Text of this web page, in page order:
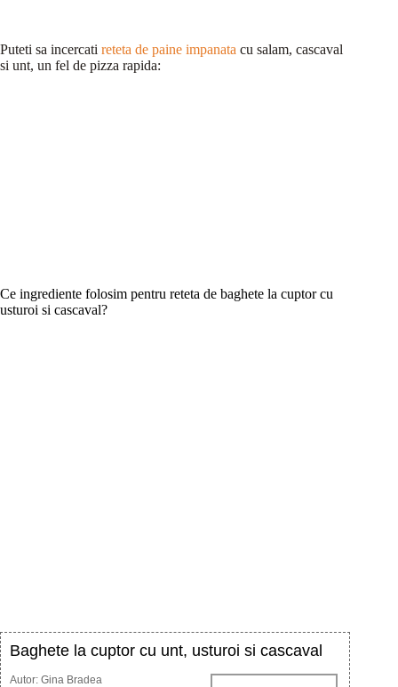
Puteti sa incercati reteta de paine impanata cu salam, cascaval
si unt, un fel de pizza rapida:
Ce ingrediente folosim pentru reteta de baghete la cuptor cu
usturoi si cascaval?
Baghete la cuptor cu unt, usturoi si cascaval
Autor: Gina Bradea